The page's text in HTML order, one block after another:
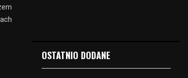
OSTATNIO DODANE